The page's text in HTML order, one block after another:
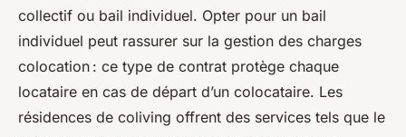
collectif ou bail individuel. Opter pour un bail
individuel peut rassurer sur la gestion des charges
colocation : ce type de contrat protège chaque
locataire en cas de départ d’un colocataire. Les
résidences de coliving offrent des services tels que le